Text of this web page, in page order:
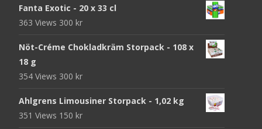
Fanta Exotic - 20 x 33 cl
363 Views 300 kr
Nöt-Créme Chokladkräm Storpack - 108 x
18 g
354 Views 300 kr
Ahlgrens Limousiner Storpack - 1,02 kg
351 Views 150 kr